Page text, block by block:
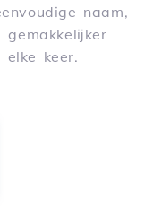
naam,
gemakkelijker
elke keer.